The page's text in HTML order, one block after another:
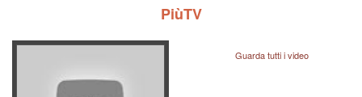
PiùTV
Guarda tutti i video